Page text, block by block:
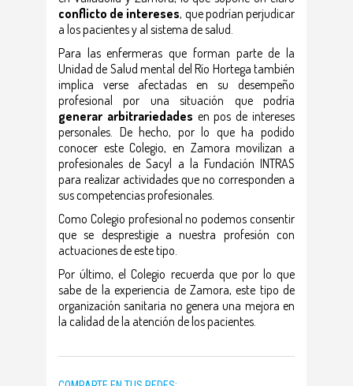
conflicto de intereses, que podrían perjudicar
a los pacientes y al sistema de salud.
Para las enfermeras que forman parte de la
Unidad de Salud mental del Río Hortega también
implica verse afectadas en su desempeño
profesional por una situación que podría
generar arbitrariedades en pos de intereses
personales. De hecho, por lo que ha podido
conocer este Colegio, en Zamora movilizan a
profesionales de Sacyl a la Fundación INTRAS
para realizar actividades que no corresponden a
sus competencias profesionales.
Como Colegio profesional no podemos consentir
que se desprestigie a nuestra profesión con
actuaciones de este tipo.
Por último, el Colegio recuerda que por lo que
sabe de la experiencia de Zamora, este tipo de
organización sanitaria no genera una mejora en
la calidad de la atención de los pacientes.